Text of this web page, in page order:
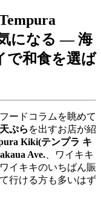
になる ― 海
で和食を選ば
ードコラムを眺めて
ぷら を出すお店が紹
Kiki(テンプラ キ
Ave. 、ワイキキ
イキキのいちばん賑
行ける方も多いはず